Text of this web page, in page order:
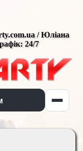
/ Юліана
24/7